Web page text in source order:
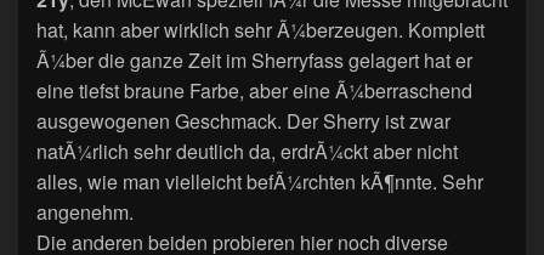
hat, kann aber wirklich sehr Ã¼berzeugen. Komplett
Ã¼ber die ganze Zeit im Sherryfass gelagert hat er
eine tiefst braune Farbe, aber eine Ã¼berraschend
ausgewogenen Geschmack. Der Sherry ist zwar
natÃ¼rlich sehr deutlich da, erdrÃ¼ckt aber nicht
alles, wie man vielleicht befÃ¼rchten kÃ¶nnte. Sehr
angenehm.
Die anderen beiden probieren hier noch diverse